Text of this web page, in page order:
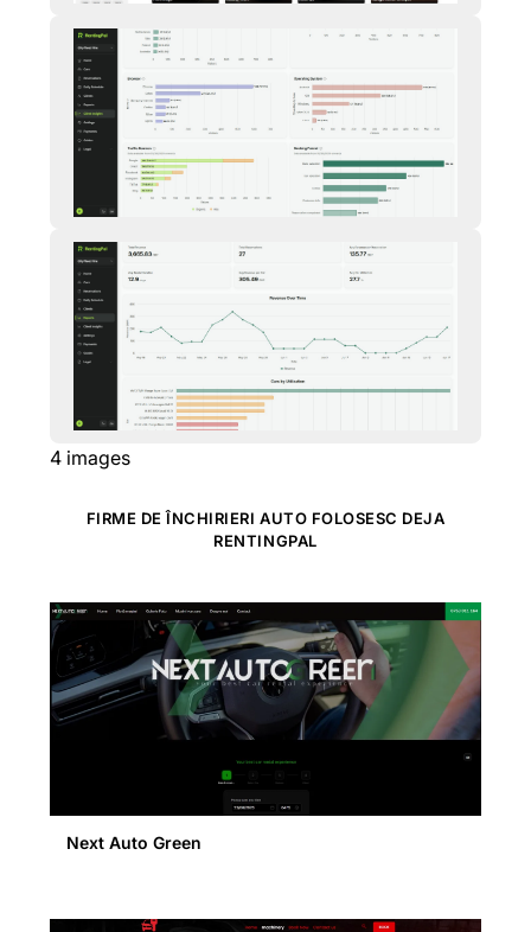
4 images
FIRME DE ÎNCHIRIERI AUTO FOLOSESC DEJA
RENTINGPAL
Next Auto Green